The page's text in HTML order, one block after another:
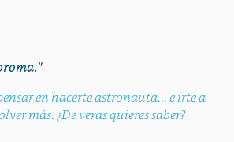
en hacerte astronauta... e irte a
más. ¿De veras quieres saber?